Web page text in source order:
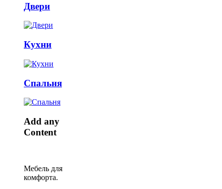
Двери
Кухни
Спальня
Add any
Content
Мебель для
комфорта.